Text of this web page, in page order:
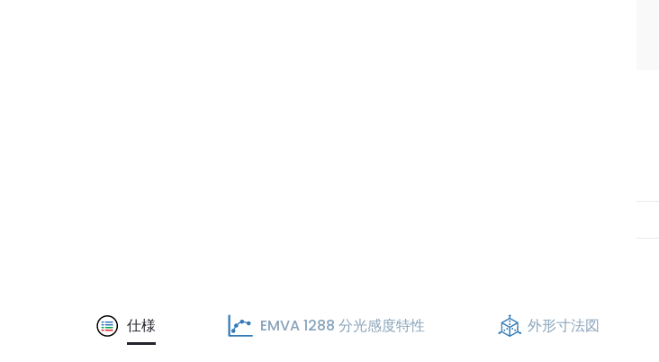
仕様 EMVA 1288 分光感度特性 外形寸法図